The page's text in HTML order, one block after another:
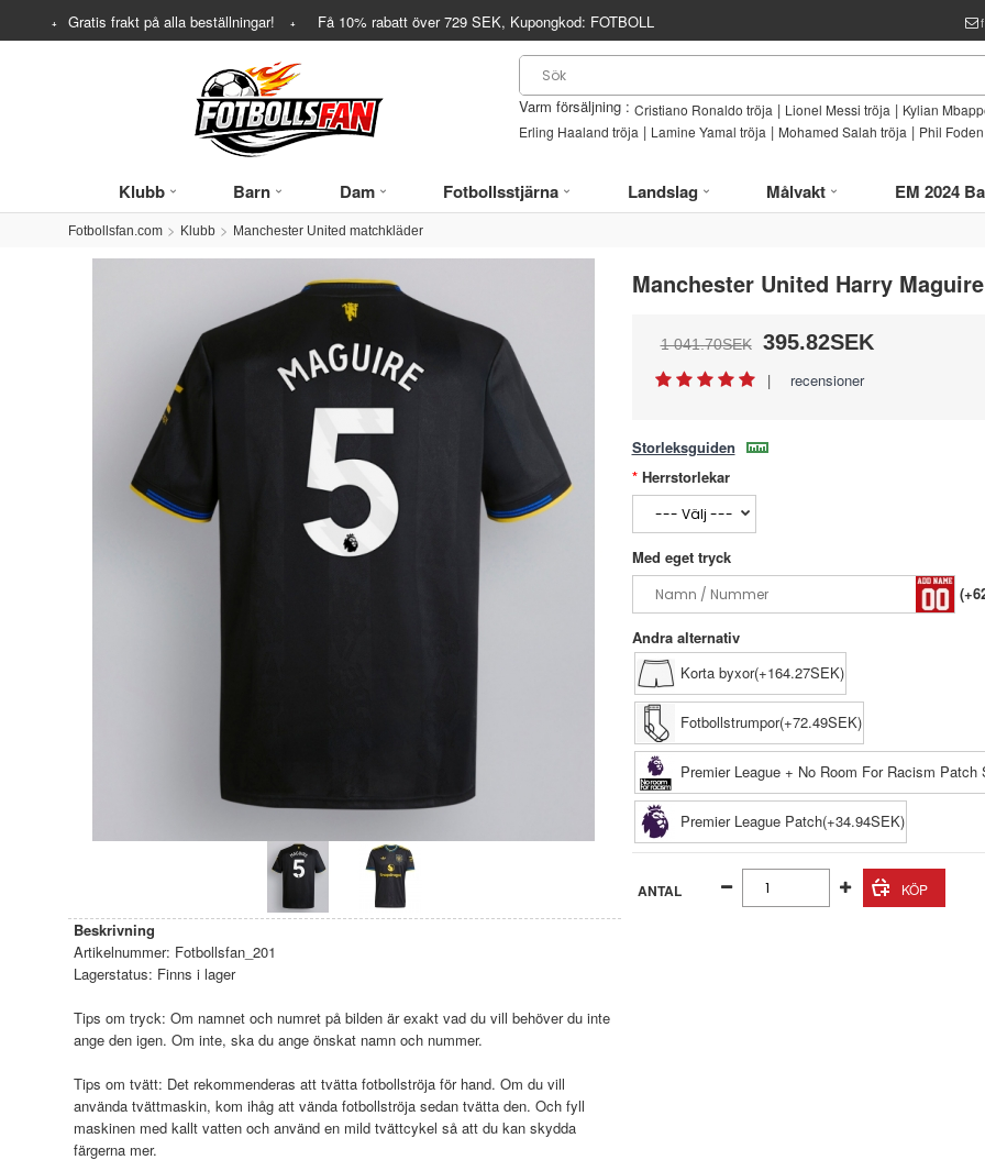
Gratis frakt på alla beställningar! Få 10% rabatt över729 SEK, Kupongkod: FOTBOLL
Varm försäljning : Cristiano Ronaldo tröja | Lionel Messi tröja | Kylian
Erling Haaland tröja | Lamine Yamal tröja | Mohamed Salah tröja | Phil
Klubb Barn Dam Fotbollsstjärna Landslag Målvakt EM 2024
Fotbollsfan.com Klubb Manchester United matchkläder
Beskrivning
Artikelnummer: Fotbollsfan_201
Lagerstatus: Finns i lager
Tips om tryck: Om namnet och numret på bilden är exakt vad du vill behöver du inte
ange den igen. Om inte, ska du ange önskat namn och nummer.
Tips om tvätt: Det rekommenderas att tvätta fotbollströja för hand. Om du vill
använda tvättmaskin, kom ihåg att vända fotbollströja sedan tvätta den. Och fyll
maskinen med kallt vatten och använd en mild tvättcykel så att du kan skydda
färgerna mer.
Manchester United Harry
1 041.70SEK 395.82SEK
| recensioner
Storleksguiden
Herrstorlekar
Med eget tryck
Andra alternativ
Korta byxor(+164.27SEK)
Fotbollstrumpor(+72.49SEK)
Premier League + No Room For Racism Patch
Premier League Patch(+34.94SEK)
ANTAL